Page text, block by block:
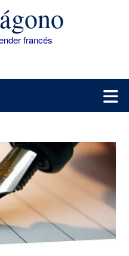
francés